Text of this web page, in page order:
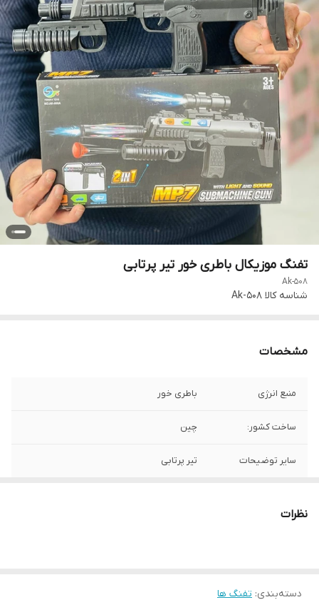
تفنگ موزیکال باطری خور تیر پرتابی
Ak-508
شناسه کالا Ak-508
مشخصات
منبع انرژی باطری خور
ساخت کشور: چین
سایر توضیحات تیر پرتابی
نظرات
دسته‌بندی: تفنگ ها